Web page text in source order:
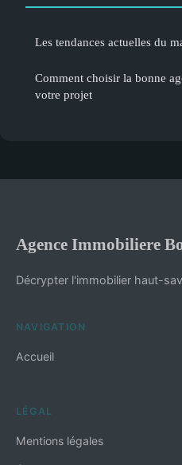
Les tendances actuelles du
Comment choisir la bonne
votre projet
Agence Immobiliere
Décrypter l'immobilier haut-
NAVIGATION
Accueil
LÉGAL
Mentions légales